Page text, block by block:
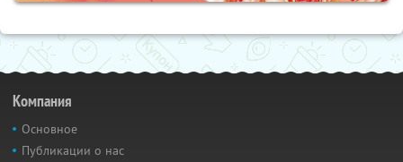
Компания
Основное
Публикации о нас